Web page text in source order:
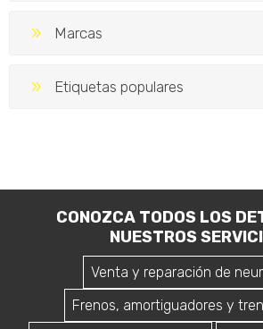
Marcas
Etiquetas populares
CONOZCA TODOS LOS
NUESTROS
Venta y reparación de
Frenos, amortiguadores y